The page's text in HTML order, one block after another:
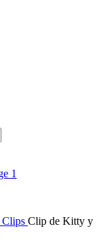
Clips Clip de Kitty y